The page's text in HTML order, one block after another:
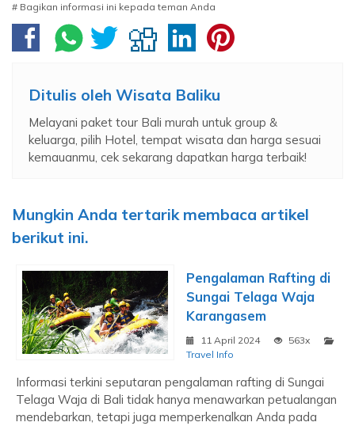
# Bagikan informasi ini kepada teman Anda
Ditulis oleh Wisata Baliku
Melayani paket tour Bali murah untuk group &
keluarga, pilih Hotel, tempat wisata dan harga sesuai
kemauanmu, cek sekarang dapatkan harga terbaik!
Mungkin Anda tertarik membaca artikel
berikut ini.
Pengalaman Rafting di
Sungai Telaga Waja
Karangasem
11 April 2024
563x
Travel Info
Informasi terkini seputaran pengalaman rafting di Sungai
Telaga Waja di Bali tidak hanya menawarkan petualangan
mendebarkan, tetapi juga memperkenalkan Anda pada